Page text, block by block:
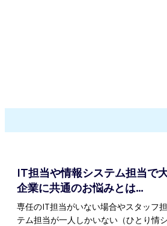
IT担当や情報システム担当で
企業に共通のお悩みとは…
専任のIT担当がいない場合やスタッフ
テム担当が一人しかいない（ひとり情